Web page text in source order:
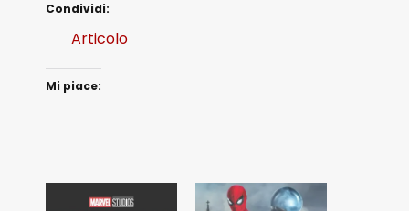
Condividi:
Articolo
Mi piace: